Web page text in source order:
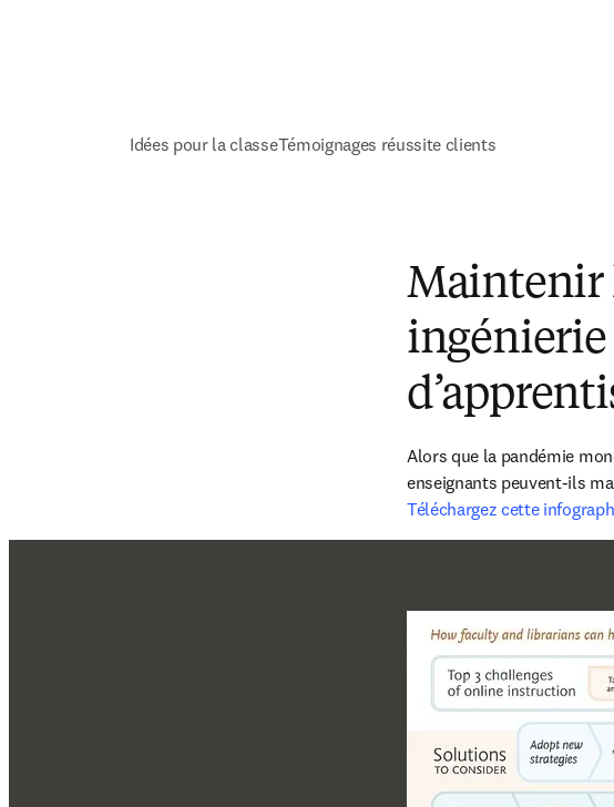
Idées pour la classeTémoignages réussite clients
Maintenir
Alors que la pandémie
enseignants peuvent-ils
Téléchargez cette